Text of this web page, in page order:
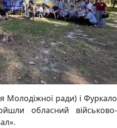
Молодіжної ради) і Фуркало
обласний військово-